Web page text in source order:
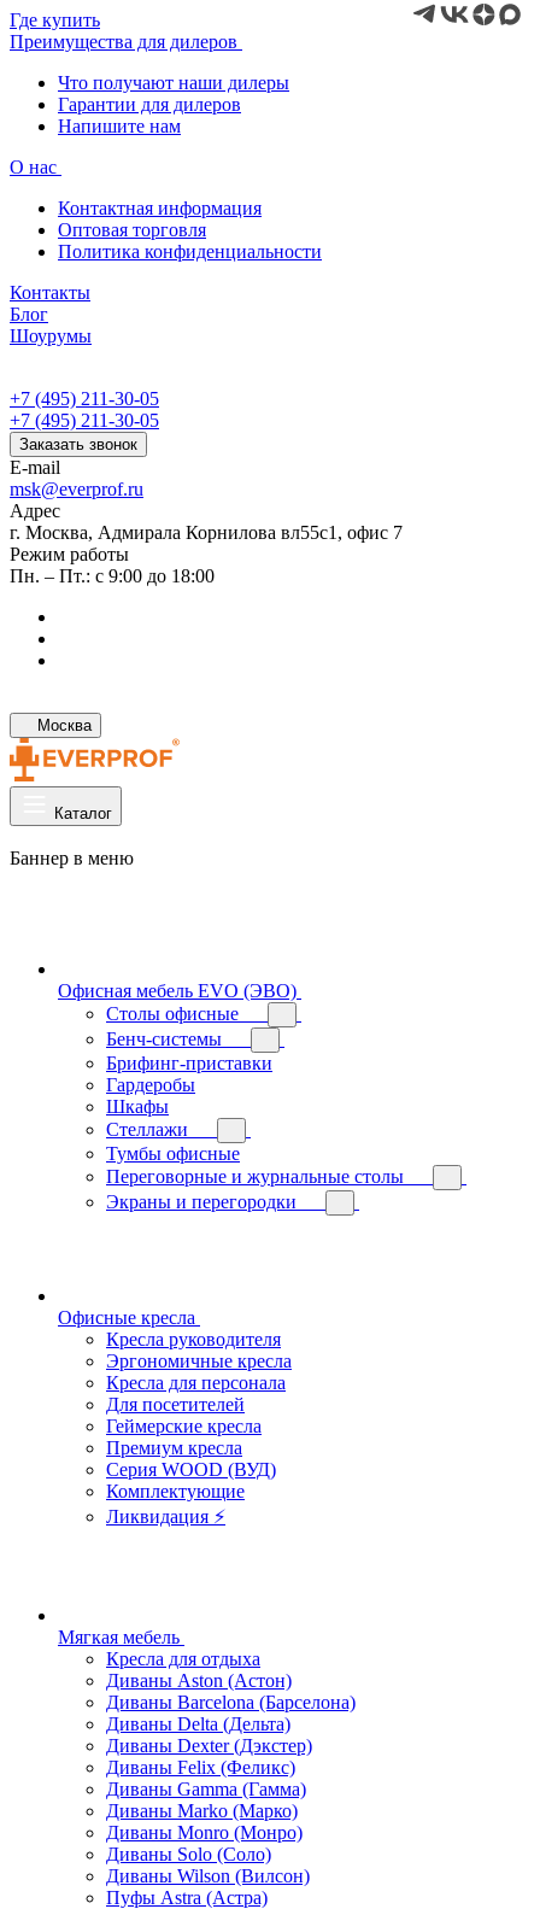
Где купить
Преимущества для дилеров
Что получают наши дилеры
Гарантии для дилеров
Напишите нам
О нас
Контактная информация
Оптовая торговля
Политика конфиденциальности
Контакты
Блог
Шоурумы
+7 (495) 211-30-05
+7 (495) 211-30-05
Заказать звонок
E-mail
msk@everprof.ru
Адрес
г. Москва, Адмирала Корнилова вл55с1, офис 7
Режим работы
Пн. – Пт.: с 9:00 до 18:00
Москва
Каталог
Баннер в меню
Офисная мебель EVO (ЭВО)
Cтолы офисные
Бенч-системы
Брифинг-приставки
Гардеробы
Шкафы
Стеллажи
Тумбы офисные
Переговорные и журнальные столы
Экраны и перегородки
Офисные кресла
Кресла руководителя
Эргономичные кресла
Кресла для персонала
Для посетителей
Геймерские кресла
Премиум кресла
Серия WOOD (ВУД)
Комплектующие
Ликвидация ⚡
Мягкая мебель
Кресла для отдыха
Диваны Aston (Астон)
Диваны Barcelona (Барселона)
Диваны Delta (Дельта)
Диваны Dexter (Дэкстер)
Диваны Felix (Феликс)
Диваны Gamma (Гамма)
Диваны Marko (Марко)
Диваны Monro (Монро)
Диваны Solo (Соло)
Диваны Wilson (Вилсон)
Пуфы Astra (Астра)